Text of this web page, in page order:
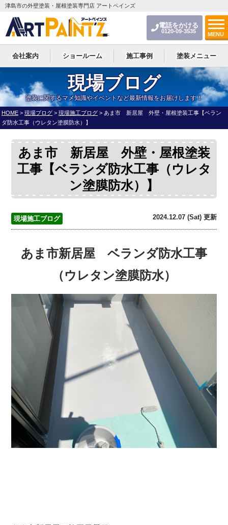
電話をかける
0120-09-3535
MENU
津島市の外壁塗装・屋根塗装専門店 アートペインズ
会社案内 ショールーム 施工事例 塗装メニュー
現場ブログ
塗装に関するマメ知識やイベントなど最新情報をお届けします！
HOME > 現場ブログ > 現場施工ブログ > あま市 新居屋 外壁・屋根塗装工事【ベラン
ダ防水工事（ウレタン塗膜防水）】
あま市 新居屋 外壁・屋根塗装
工事【ベランダ防水工事（ウレタ
ン塗膜防水）】
現場施工ブログ 2024.12.07 (Sat) 更新
あま市新居屋 ベランダ防水工事
（ウレタン塗膜防水）